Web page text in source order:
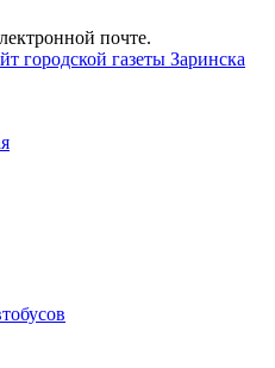
почте.
городской газеты Заринска